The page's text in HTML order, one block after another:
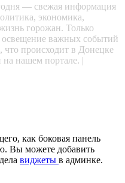
— свежая информация
экономика,
горожан. Только
освещение важных событий
что происходит в Донецке
нашем портале. |
как боковая панель
Вы можете добавить
виджеты в админке.